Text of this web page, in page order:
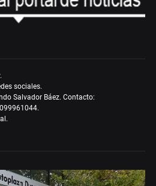
sociales.
Salvador Báez. Contacto: